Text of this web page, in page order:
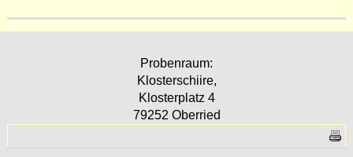
Probenraum:
Klosterschiire,
Klosterplatz 4
79252 Oberried